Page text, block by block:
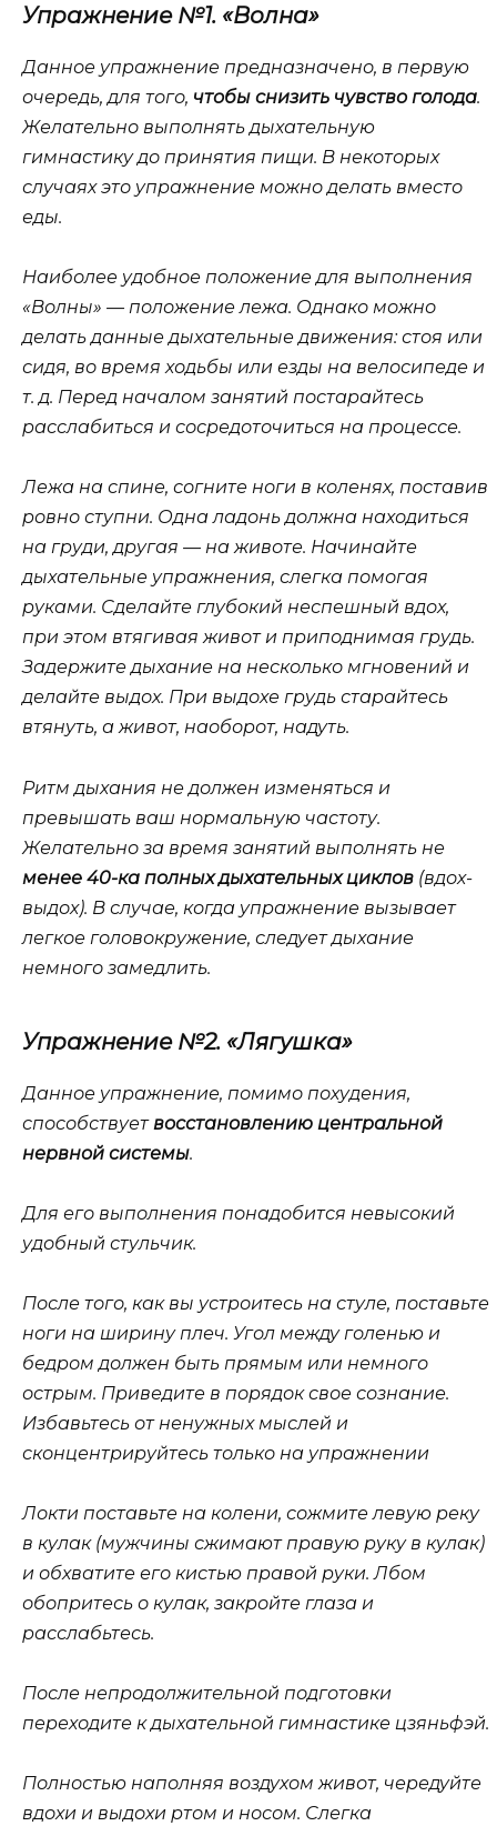
Упражнение №1. «Волна»
Данное упражнение предназначено, в первую
очередь, для того, чтобы снизить чувство голода.
Желательно выполнять дыхательную
гимнастику до принятия пищи. В некоторых
случаях это упражнение можно делать вместо
еды.
Наиболее удобное положение для выполнения
«Волны» — положение лежа. Однако можно
делать данные дыхательные движения: стоя или
сидя, во время ходьбы или езды на велосипеде и
т. д. Перед началом занятий постарайтесь
расслабиться и сосредоточиться на процессе.
Лежа на спине, согните ноги в коленях, поставив
ровно ступни. Одна ладонь должна находиться
на груди, другая — на животе. Начинайте
дыхательные упражнения, слегка помогая
руками. Сделайте глубокий неспешный вдох,
при этом втягивая живот и приподнимая грудь.
Задержите дыхание на несколько мгновений и
делайте выдох. При выдохе грудь старайтесь
втянуть, а живот, наоборот, надуть.
Ритм дыхания не должен изменяться и
превышать ваш нормальную частоту.
Желательно за время занятий выполнять не
менее 40-ка полных дыхательных циклов (вдох-
выдох). В случае, когда упражнение вызывает
легкое головокружение, следует дыхание
немного замедлить.
Упражнение №2. «Лягушка»
Данное упражнение, помимо похудения,
способствует восстановлению центральной
нервной системы.
Для его выполнения понадобится невысокий
удобный стульчик.
После того, как вы устроитесь на стуле, поставьте
ноги на ширину плеч. Угол между голенью и
бедром должен быть прямым или немного
острым. Приведите в порядок свое сознание.
Избавьтесь от ненужных мыслей и
сконцентрируйтесь только на упражнении
Локти поставьте на колени, сожмите левую реку
в кулак (мужчины сжимают правую руку в кулак)
и обхватите его кистью правой руки. Лбом
обопритесь о кулак, закройте глаза и
расслабьтесь.
После непродолжительной подготовки
переходите к дыхательной гимнастике цзяньфэй.
Полностью наполняя воздухом живот, чередуйте
вдохи и выдохи ртом и носом. Слегка